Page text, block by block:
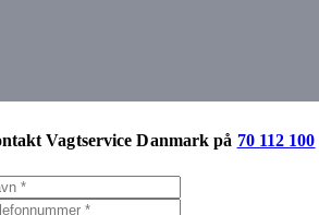
Vagtservice Danmark på 70 112 100